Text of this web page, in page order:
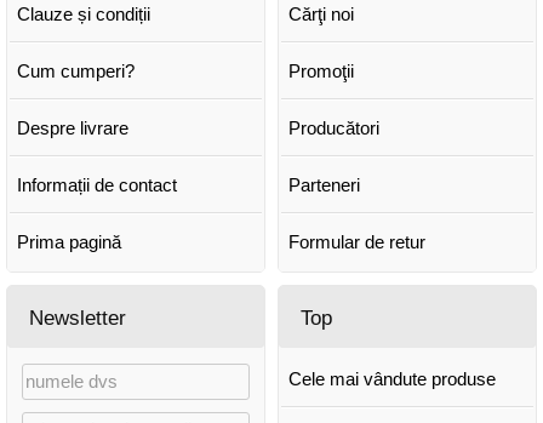
Clauze și condiții
Cum cumperi?
Despre livrare
Informații de contact
Prima pagină
Cărţi noi
Promoţii
Producători
Parteneri
Formular de retur
Newsletter Top
Cele mai vândute produse